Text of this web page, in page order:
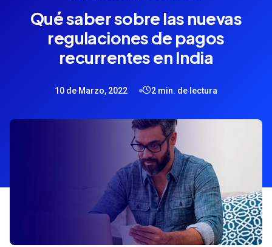
Qué saber sobre las nuevas
regulaciones de pagos
recurrentes en India
10 de Marzo, 2022 2 min. de lectura